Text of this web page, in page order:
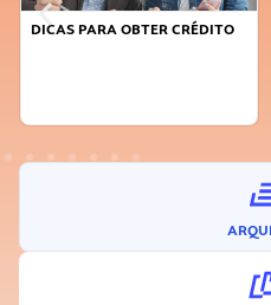
DICAS PARA OBTER CRÉDITO